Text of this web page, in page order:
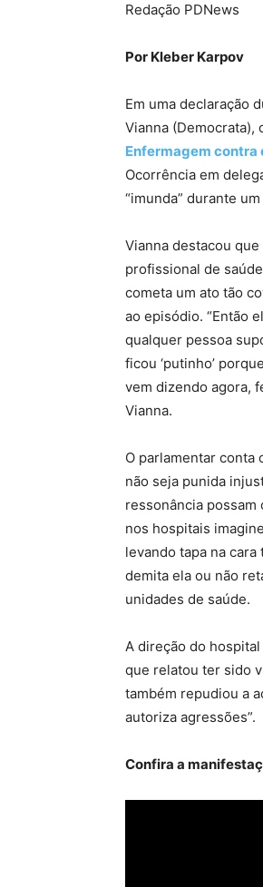
Redação PDNews
Por Kleber Karpov
Em uma declaração
Vianna (Democrata),
Enfermagem contra
Ocorrência em
“imunda” durante
Vianna destacou
profissional de
cometa um ato tão
ao episódio. “Então
qualquer pessoa
ficou ‘putinho’
vem dizendo agora,
Vianna.
O parlamentar conta
não seja punida
ressonância possam
nos hospitais
levando tapa na
demita ela ou não
unidades de saúde.
A direção do
que relatou ter sido
também repudiou a
autoriza agressões”.
Confira a